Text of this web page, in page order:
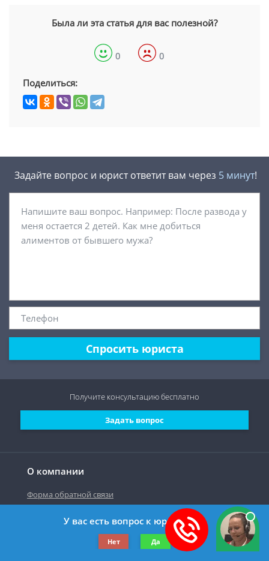
Была ли эта статья для вас полезной?
0 0
Поделиться:
Задайте вопрос и юрист ответит вам через 5 минут!
Спросить юриста
О компании
Форма обратной связи
©2019-2026 Все права защищены.
Задать вопрос
Получите консультациюбесплатно
У вас есть вопрос к юристу?
Нет Да